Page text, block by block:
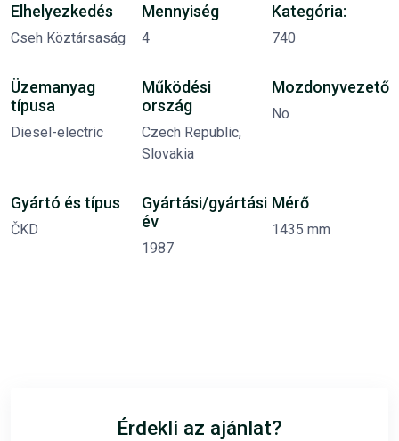
Elhelyezkedés
Cseh Köztársaság
Mennyiség
4
Kategória:
740
Üzemanyag
típusa
Diesel-electric
Működési
ország
Czech Republic,
Slovakia
Mozdonyvezető
No
Gyártó és típus
ČKD
Gyártási/gyártási
év
1987
Mérő
1435 mm
Érdekli az ajánlat?